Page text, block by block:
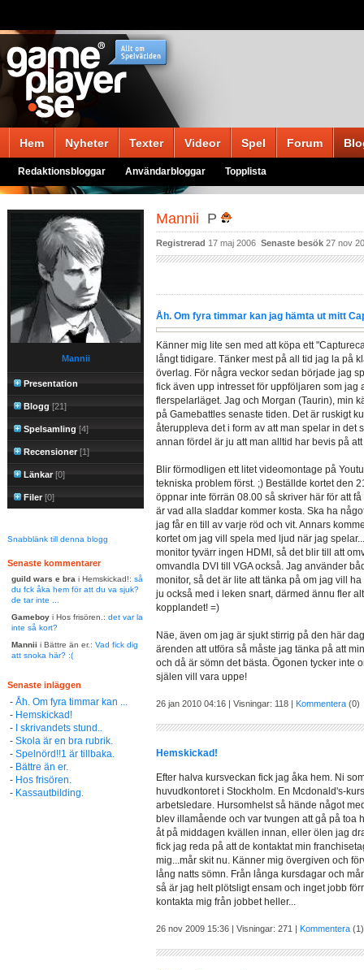
Hem Nyheter Texter Videor Spel Forum
Redaktionsbloggar Användarbloggar Topplista
Mannii
Presentation
Blogg [21]
Spelsamling [4]
Recensioner[1]
Länkar[0]
Filer[0]
Snabblänk till denna blogg
Senaste kommentarer
guild wars e bra i Hemskickad!: så
du fck åka hem för att du va sjuk?
de tar inte ...
Gameboy i Hos frisören.: det var la
inte så kort?
Mannii i Bättre än er.: Vad fick dig
att snoka här? :(
Senaste inläggen
- Åh. Om fyra timmar kan ...
- Hemskickad!
-
I skrivandets stund..
- Skola är en bra rubrik.
- Spelnörd!!1 är tillbaka.
- Bättre än er.
- Hos frisören.
- Kassautbilding.
Mannii P
Registrerad 17 maj 2006 Senaste besök 27 nov
Åh. Om fyra timmar kan jag hämta ut mitt
Känner mig lite sen med att köpa ett
långt tidigare. Tänker mest på all tid jag la på
överlag. För några veckor sedan började jag
fick även upp intresset för uppföljaren som jag
flerspelarläget. Jag och Morgan (Taurin), min
på Gamebattles senaste tiden. Det är ruskigt
återuppleva det i form av att man spelar in det
annan fördel är ju att man alltid har bevis på
Blir förmodligen ett litet videomontage på
tekniska problem först. ;) Beställde kortet den
öppnar inte förrän 08.00 så skriver här för att
är vad alla sladdar kommer kosta. Ska ha
jag får en till av varje röd och vit. Annars
kortet om jag vill spela med ljud när jag
monitor tyvärr ingen HDMI, så det blir till att
omvandla DVI till VGA också. Jag använder
monitor, så det är lite att tänka på om jag vill
ju också med i leken snart, därmed ännu fler
kopplandet! =)
Näe, även om jag är sjukt stirrig på den här
ärenden att utföra så måste jag tänka på att
och då är sömn det bästa. Ögonen tycker inte
själen vill vara uppe!
26 jan 2010 04:16 | Visningar: 118 | Kommentera (0)
Hemskickad!
Efter halva kursveckan fick jag åka hem. Ni
huvudkontoret i Stockholm. En Mcdonald's-
arbetsledare. Hursomhelst så hände något
blev illamående och var tvungen att gå på toa
åt på middagen kvällen innan, eller ölen jag
fick jag reda på att de kontaktat min
mig...mår skit nu. Känner mig övergiven och
lång natts sömn. Från långa kursdagar och
så är jag helt plötsligt ensam och inget jobb
kontakta mig från jobbet heller...
26 nov 2009 15:36 | Visningar: 271 | Kommentera (1)